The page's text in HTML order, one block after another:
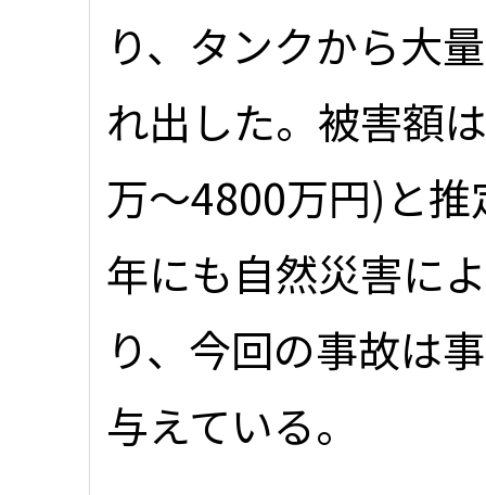
り、タンクから大
れ出した。被害額
万～4800万円)と
年にも自然災害に
り、今回の事故は
与えている。